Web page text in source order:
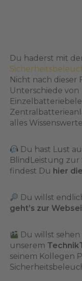
Du haderst mit
Nicht nach dieser
Unterschiede von
alles
Du hast Lust
BlindLeistung
findest Du hier
Du willst
geht’s zur
Du willst
unserem
seinem Kollegen